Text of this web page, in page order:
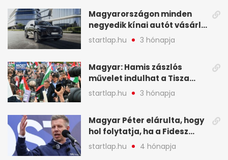
Magyarországon minden
negyedik kínai autót vásárló
a Chery mellett döntött (X)
startlap.hu 3 hónapja
Magyar: Hamis zászlós
művelet indulhat a Tisza
ellen a választás napján - A
hét legfontosabb eseményei
startlap.hu 3 hónapja
Magyar Péter elárulta, hogy
hol folytatja, ha a Fidesz
nyeri a választást - A hét
legfontosabb hírei
startlap.hu 4 hónapja